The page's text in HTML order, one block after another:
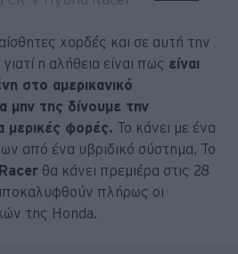
χορδές και σε αυτή την
η αλήθεια είναι πως είναι
στο αμερικανικό
της δίνουμε την
μερικές φορές. Το κάνει με ένα
από ένα υβριδικό σύστημα. Το
θα κάνει πρεμιέρα στις 28
πλήρως οι
της Honda.